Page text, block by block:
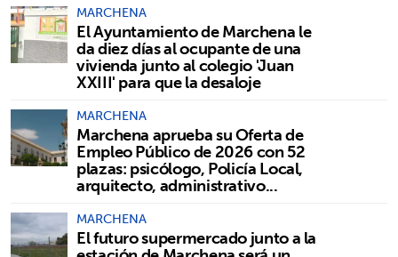
MARCHENA
El Ayuntamiento de Marchena le
da diez días al ocupante de una
vivienda junto al colegio 'Juan
XXIII' para que la desaloje
MARCHENA
Marchena aprueba su Oferta de
Empleo Público de 2026 con 52
plazas: psicólogo, Policía Local,
arquitecto, administrativo...
MARCHENA
El futuro supermercado junto a la